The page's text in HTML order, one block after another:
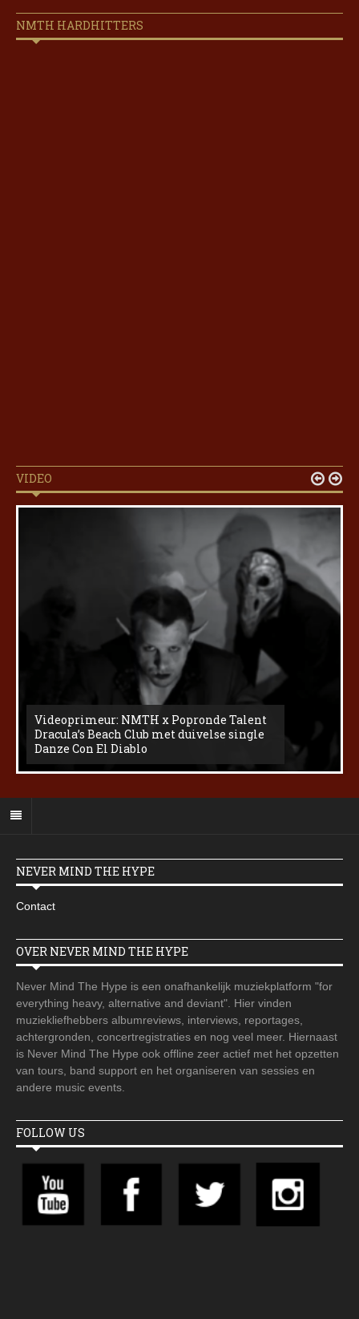
NMTH HARDHITTERS
VIDEO
Videoprimeur: NMTH x Popronde Talent
Dracula’s Beach Club met duivelse single
Danze Con El Diablo
 
NEVER MIND THE HYPE
Contact
OVER NEVER MIND THE HYPE
Never Mind The Hype is een onafhankelijk muziekplatform "for
everything heavy, alternative and deviant". Hier vinden
muziekliefhebbers albumreviews, interviews, reportages,
achtergronden, concertregistraties en nog veel meer. Hiernaast
is Never Mind The Hype ook offline zeer actief met het opzetten
van tours, band support en het organiseren van sessies en
andere music events.
FOLLOW US